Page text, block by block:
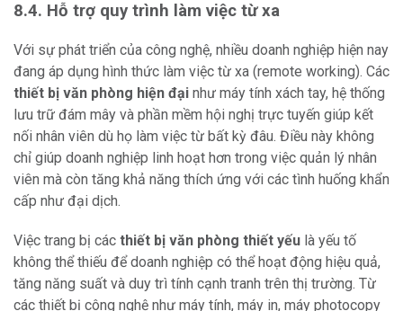
8.4. Hỗ trợ quy trình làm việc từ xa
Với sự phát triển của công nghệ, nhiều doanh nghiệp hiện nay
đang áp dụng hình thức làm việc từ xa (remote working). Các
thiết bị văn phòng hiện đại như máy tính xách tay, hệ thống
lưu trữ đám mây và phần mềm hội nghị trực tuyến giúp kết
nối nhân viên dù họ làm việc từ bất kỳ đâu. Điều này không
chỉ giúp doanh nghiệp linh hoạt hơn trong việc quản lý nhân
viên mà còn tăng khả năng thích ứng với các tình huống khẩn
cấp như đại dịch.
Việc trang bị các thiết bị văn phòng thiết yếu là yếu tố
không thể thiếu để doanh nghiệp có thể hoạt động hiệu quả,
tăng năng suất và duy trì tính cạnh tranh trên thị trường. Từ
các thiết bị công nghệ như máy tính, máy in, máy photocopy